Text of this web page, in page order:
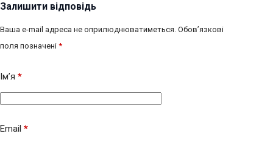
Залишити відповідь
Ваша e-mail адреса не оприлюднюватиметься. Обов’язкові
поля позначені *
Ім’я *
Email *